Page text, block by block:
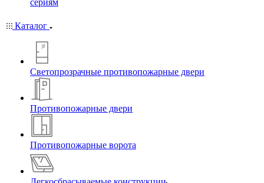
сериям
Каталог
Светопрозрачные противопожарные двери
Противопожарные двери
Противопожарные ворота